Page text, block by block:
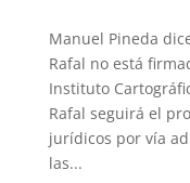
Manuel Pineda
Rafal no está
Instituto
Rafal seguirá el
jurídicos por vía
las...